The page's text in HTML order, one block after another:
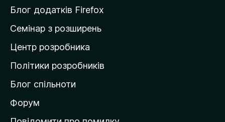
и
а
д
о
і
в
к
Блог додатків Firefox
Семінар з розширень
Центр розробника
Політики розробників
Блог спільноти
Форум